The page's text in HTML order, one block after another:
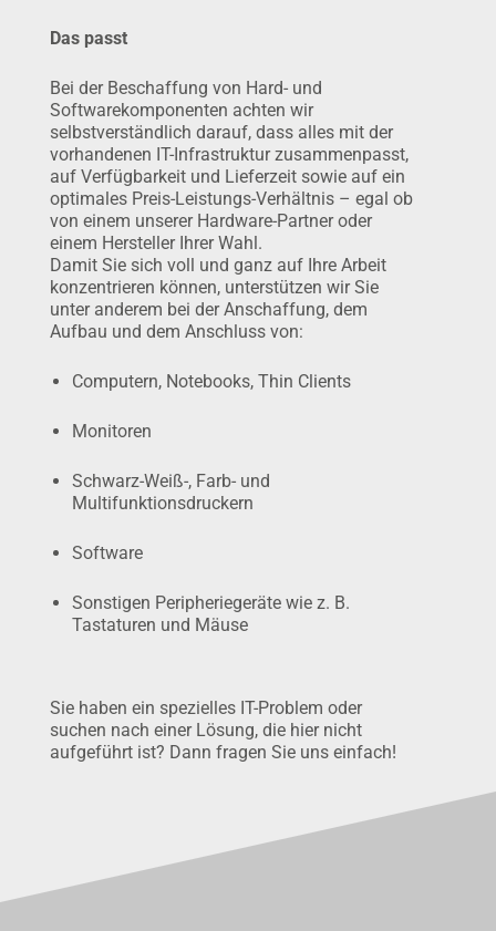
Das passt
Bei der Beschaffung von Hard- und
Softwarekomponenten achten wir
selbstverständlich darauf, dass alles mit der
vorhandenen IT-Infra­struk­tur zusammenpasst,
auf Verfügbarkeit und Lieferzeit sowie auf ein
optima­les Preis-Leistungs­-Verhältnis – egal ob
von einem unserer Hardware-Part­ner oder
einem Hersteller Ihrer Wahl.
Damit Sie sich voll und ganz auf Ihre Arbeit
konzentrieren können, unter­stützen wir Sie
unter anderem bei der Anschaffung, dem
Aufbau und dem Anschluss von:
Computern, Notebooks, Thin Clients
Monitoren
Schwarz-Weiß-, Farb- und
Multifunktionsdruckern
Software
Sonstigen Peripheriegeräte wie z. B.
Tastaturen und Mäuse
Sie haben ein spezielles IT-Problem oder
suchen nach einer Lösung, die hier nicht
aufgeführt ist? Dann fragen Sie uns einfach!